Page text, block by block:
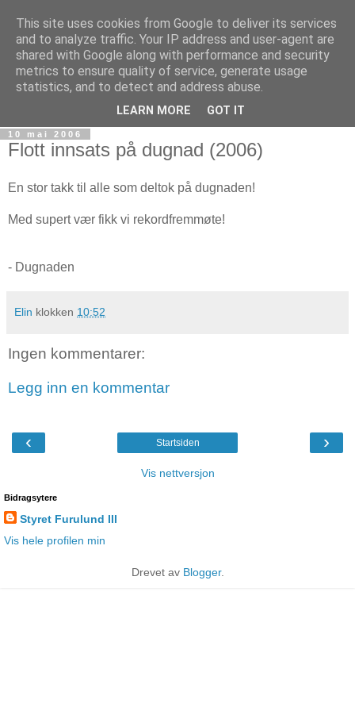
AS Furulund III
Velkommen til boligaksjeselskapet Furulund III, Hekkveien
7, 0571 Oslo.
10 mai 2006
Flott innsats på dugnad (2006)
En stor takk til alle som deltok på dugnaden!
Med supert vær fikk vi rekordfremmøte!
- Dugnaden
Elin klokken 10:52
Ingen kommentarer:
Legg inn en kommentar
‹ ›
Startsiden
Vis nettversjon
Bidragsytere
Styret Furulund III
Vis hele profilen min
Drevet av Blogger.
This site uses cookies from Google to deliver its services
and to analyze traffic. Your IP address and user-agent are
shared with Google along with performance and security
metrics to ensure quality of service, generate usage
statistics, and to detect and address abuse.
LEARN MORE GOT IT